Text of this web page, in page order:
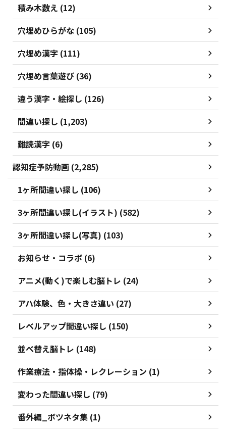
積み木数え (12)
穴埋めひらがな (105)
穴埋め漢字 (111)
穴埋め言葉遊び (36)
違う漢字・絵探し (126)
間違い探し (1,203)
難読漢字 (6)
認知症予防動画 (2,285)
1ヶ所間違い探し (106)
3ヶ所間違い探し(イラスト) (582)
3ヶ所間違い探し(写真) (103)
お知らせ・コラボ (6)
アニメ(動く)で楽しむ脳トレ (24)
アハ体験、色・大きさ違い (27)
レベルアップ間違い探し (150)
並べ替え脳トレ (148)
作業療法・指体操・レクレーション (1)
変わった間違い探し (79)
番外編_ボツネタ集 (1)